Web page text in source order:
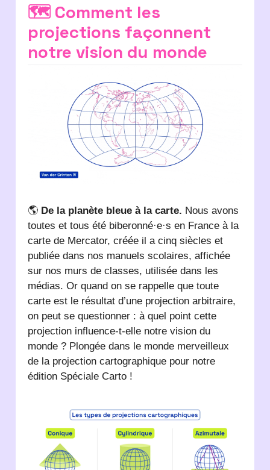
🗺️ Comment les
projections façonnent
notre vision du monde
🌎 De la planète bleue à la carte. Nous avons
toutes et tous été biberonné·e·s en France à la
carte de Mercator, créée il a cinq siècles et
publiée dans nos manuels scolaires, affichée
sur nos murs de classes, utilisée dans les
médias. Or quand on se rappelle que toute
carte est le résultat d’une projection arbitraire,
on peut se questionner : à quel point cette
projection influence-t-elle notre vision du
monde ? Plongée dans le monde merveilleux
de la projection cartographique pour notre
édition Spéciale Carto !